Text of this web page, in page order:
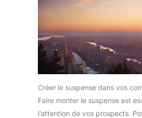
Créer le suspense dans vos
Faire monter le suspense est
l’attention de vos prospects.